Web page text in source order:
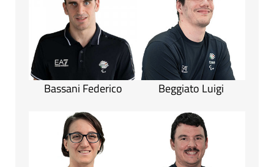
Bassani Federico Beggiato Luigi